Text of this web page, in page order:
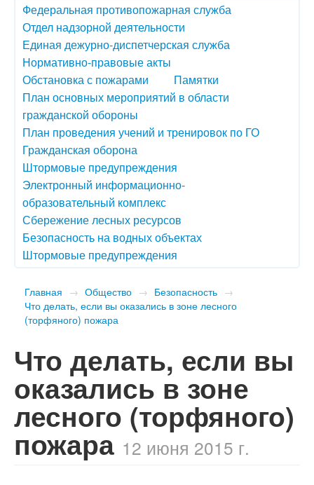
Федеральная противопожарная служба
Отдел надзорной деятельности
Единая дежурно-диспетчерская служба
Нормативно-правовые акты
Обстановка с пожарами
Памятки
План основных мероприятий в области
гражданской обороны
План проведения учений и тренировок по ГО
Гражданская оборона
Штормовые предупреждения
Электронный информационно-
образовательный комплекс
Сбережение лесных ресурсов
Безопасность на водных объектах
Штормовые предупреждения
Главная → Общество → Безопасность →
Что делать, если вы оказались в зоне лесного
(торфяного) пожара
Что делать, если вы
оказались в зоне
лесного (торфяного)
пожара 12 июня 2015 г.